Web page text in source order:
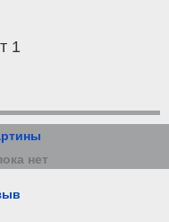
1
нет